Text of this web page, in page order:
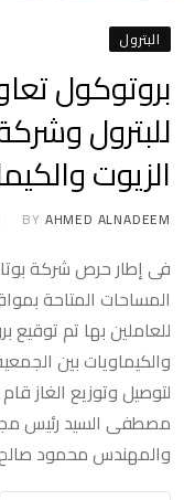
البترول
بروتوكول
للبترول
الزيوت
BY AHMED ALNADEEM
فى إطار حرص شركة
المساحات المتاحة
للعاملين بها تم
والكيماويات بين
لتوصيل وتوزيع الغاز
مصطفى السيد رئيس
والمهندس محمود